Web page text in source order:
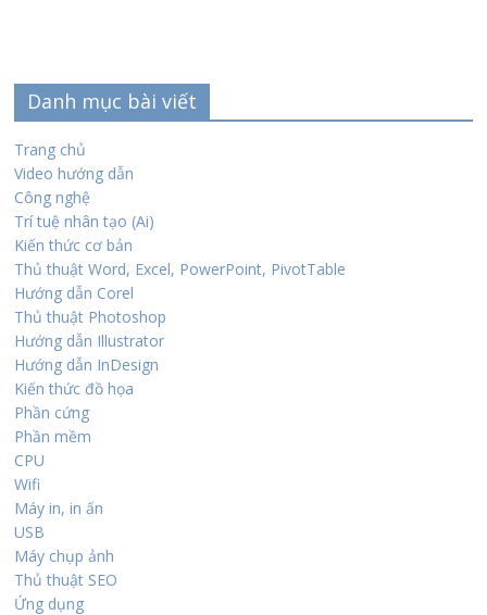
Danh mục bài viết
Trang chủ
Video hướng dẫn
Công nghệ
Trí tuệ nhân tạo (Ai)
Kiến thức cơ bản
Thủ thuật Word, Excel, PowerPoint, PivotTable
Hướng dẫn Corel
Thủ thuật Photoshop
Hướng dẫn Illustrator
Hướng dẫn InDesign
Kiến thức đồ họa
Phần cứng
Phần mềm
CPU
Wifi
Máy in, in ấn
USB
Máy chụp ảnh
Thủ thuật SEO
Ứng dụng